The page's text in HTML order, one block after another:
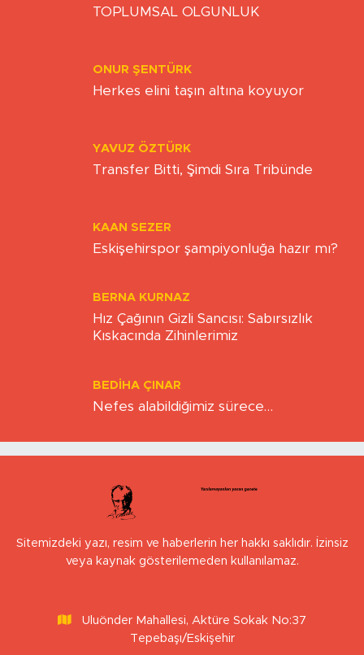
TOPLUMSAL OLGUNLUK
ONUR ŞENTÜRK
Herkes elini taşın altına koyuyor
YAVUZ ÖZTÜRK
Transfer Bitti, Şimdi Sıra Tribünde
KAAN SEZER
Eskişehirspor şampiyonluğa hazır mı?
BERNA KURNAZ
Hız Çağının Gizli Sancısı: Sabırsızlık
Kıskacında Zihinlerimiz
BEDIHA ÇINAR
Nefes alabildiğimiz sürece…
Sitemizdeki yazı, resim ve haberlerin her hakkı saklıdır. İzinsiz
veya kaynak gösterilemeden kullanılamaz.
Uluönder Mahallesi, Aktüre Sokak No:37
Tepebaşı/Eskişehir